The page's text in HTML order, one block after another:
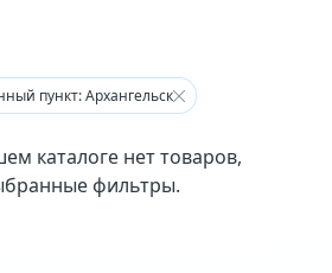
пункт: Архангельск
каталоге нет товаров,
фильтры.